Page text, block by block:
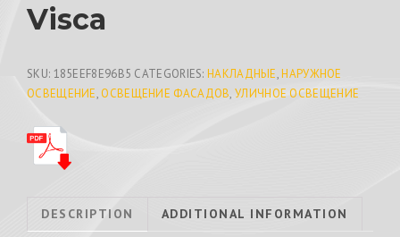
Visca
SKU: 185EEF8E96B5 CATEGORIES:НАКЛАДНЫЕ,НАРУЖНОЕ
ОСВЕЩЕНИЕ, ОСВЕЩЕНИЕ ФАСАДОВ,УЛИЧНОЕ ОСВЕЩЕНИЕ
DESCRIPTION ADDITIONAL INFORMATION